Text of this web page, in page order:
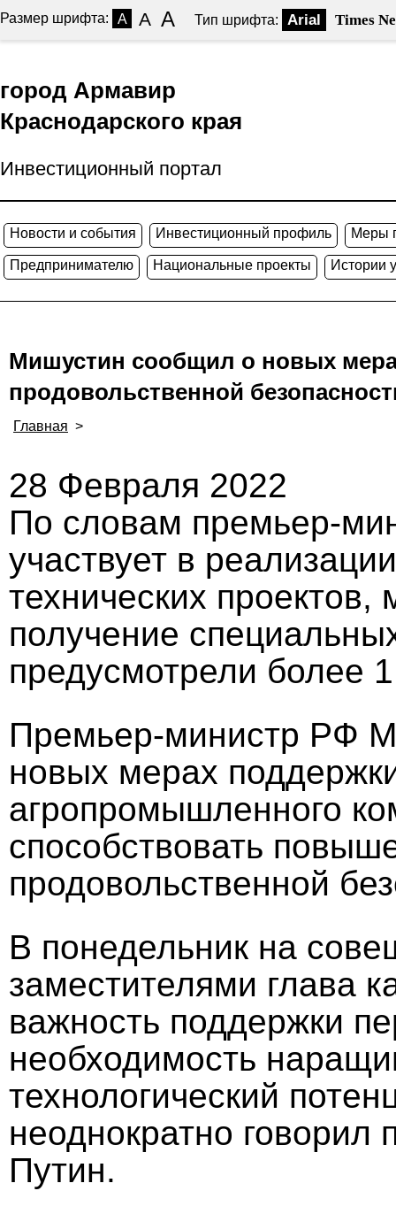
Размер шрифта: A A A Тип шрифта: Arial Times
город Армавир
Краснодарского края
Инвестиционный портал
Новости и события Инвестиционный профиль Меры
Предпринимателю Национальные проекты Истории
Мишустин сообщил о новых
продовольственной
Главная >
28 Февраля 2022
По словам премьер-
участвует в
технических
получение
предусмотрели более
Премьер-министр РФ
новых мерах
агропромышленного
способствовать
продовольственной
В понедельник на
заместителями глава
важность поддержки
необходимость
технологический
неоднократно
Путин.